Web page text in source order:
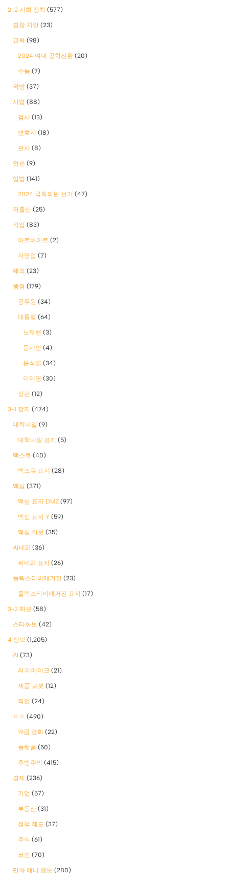
2-2 사회 정치 (577)
경찰 치안 (23)
교육 (98)
2024 여대 공학전환 (20)
수능 (7)
국방 (37)
사법 (88)
검사 (13)
변호사 (18)
판사 (8)
언론 (9)
입법 (141)
2024 국회의원 선거 (47)
저출산 (25)
직업 (83)
아르바이트 (2)
자영업 (7)
해외 (23)
행정 (179)
공무원 (34)
대통령 (64)
노무현 (3)
문재인 (4)
윤석열 (34)
이재명 (30)
장관 (12)
3-1 잡지 (474)
대학내일 (9)
대학내일 표지 (5)
맥스큐 (40)
맥스큐 표지 (28)
맥심 (371)
맥심 표지 DMZ (97)
맥심 표지 Y (59)
맥심 화보 (35)
씨네21 (36)
씨네21 표지 (26)
플렉스티비매거진 (23)
플렉스티비매거진 표지 (17)
3-2 화보 (58)
스타화보 (42)
4 정보 (1,205)
AI (73)
AI 리메이크 (21)
제품 로봇 (12)
직업 (24)
ㅇㅎ (490)
19금 영화 (22)
플랫폼 (50)
후방주의 (415)
경제 (236)
기업 (57)
부동산 (31)
정책 제도 (37)
주식 (61)
코인 (70)
만화 애니 웹툰 (280)